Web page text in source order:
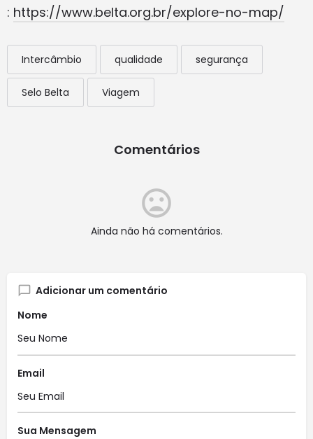
: https://www.belta.org.br/explore-no-map/
Intercâmbio qualidade segurança
Selo Belta Viagem
Comentários
Ainda não há comentários.
Adicionar um comentário
Nome
Email
Sua Mensagem